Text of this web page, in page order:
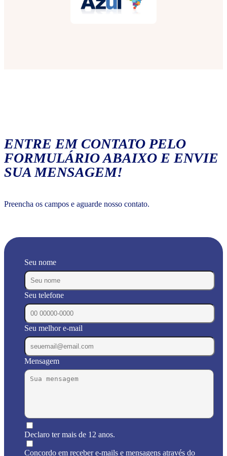
ENTRE EM CONTATO PELO
FORMULÁRIO ABAIXO E ENVIE
SUA MENSAGEM!
Preencha os campos e aguarde nosso contato.
Seu nome
Seu telefone
Seu melhor e-mail
Mensagem
Declaro ter mais de 12 anos.
Concordo em receber e-mails e mensagens através do